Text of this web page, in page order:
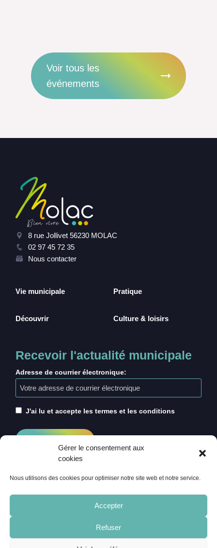
Gérer le consentement aux
cookies
Nous utilisons des cookies pour optimiser notre site web et notre service.
Accepter
Refuser
Voir tous les
événements
8 rue Jollivet 56230 MOLAC
02 97 45 72 35
Nous contacter
Vie municipale
Découvrir
Pratique
Culture & loisirs
Recevoir l'actualité municipale
Adresse de courrier électronique:
J'ai lu et accepte les termes et les conditions
CRÉDITS
MENTIONS LÉGALES